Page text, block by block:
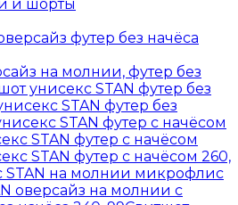
и шорты
футер без начёса
на молнии, футер без
унисекс STAN футер без
STAN футер без
STAN футер с начёсом
STAN футер с начёсом
STAN футер с начёсом 260,
STAN на молнии микрофлис
оверсайз на молнии с